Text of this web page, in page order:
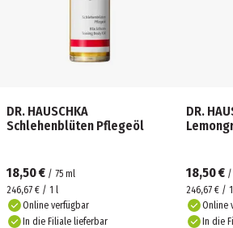
DR. HAUSCHKA
Schlehenblüten Pflegeöl
18,50 € / 75 ml
246,67 € / 1 l
Online verfügbar
In die Filiale lieferbar
DR.
18,50 € /
246,67 € /
Online
In die